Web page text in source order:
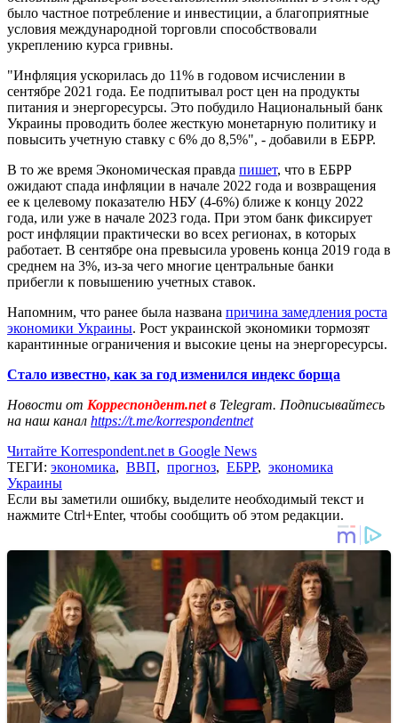
было частное потребление и инвестиции, а благоприятные
условия международной торговли способствовали
укреплению курса гривны.
"Инфляция ускорилась до 11% в годовом исчислении в
сентябре 2021 года. Ее подпитывал рост цен на продукты
питания и энергоресурсы. Это побудило Национальный банк
Украины проводить более жесткую монетарную политику и
повысить учетную ставку с 6% до 8,5%", - добавили в ЕБРР.
В то же время Экономическая правда пишет, что в ЕБРР
ожидают спада инфляции в начале 2022 года и возвращения
ее к целевому показателю НБУ (4-6%) ближе к концу 2022
года, или уже в начале 2023 года. При этом банк фиксирует
рост инфляции практически во всех регионах, в которых
работает. В сентябре она превысила уровень конца 2019 года в
среднем на 3%, из-за чего многие центральные банки
прибегли к повышению учетных ставок.
Напомним, что ранее была названа причина замедления роста
экономики Украины. Рост украинской экономики тормозят
карантинные ограничения и высокие цены на энергоресурсы.
Стало известно, как за год изменился индекс борща
Новости от Корреспондент.netв Telegram. Подписывайтесь
на наш канал https://t.me/korrespondentnet
Читайте Korrespondent.net в Google News
ТЕГИ: экономика, ВВП, прогноз, ЕБРР, экономика
Украины
Если вы заметили ошибку, выделите необходимый текст и
нажмите Ctrl+Enter, чтобы сообщить об этом редакции.